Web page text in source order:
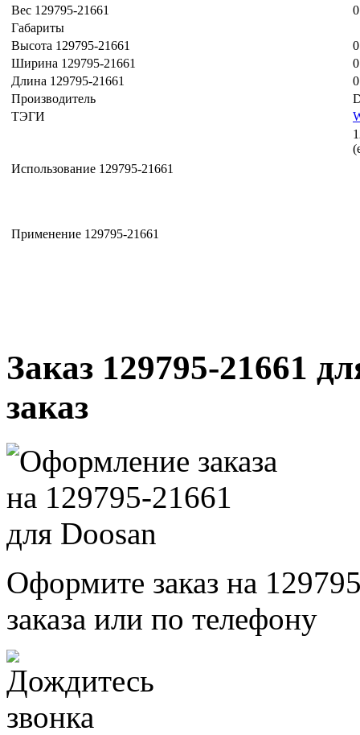
Вес 129795-21661
Габариты
Высота 129795-21661
0
Ширина 129795-21661
0
Длина 129795-21661
0
Производитель
ТЭГИ
Использование 129795-21661
Применение 129795-21661
Заказ 129795-21661
заказ
Оформите заказ на
заказа или по телефону